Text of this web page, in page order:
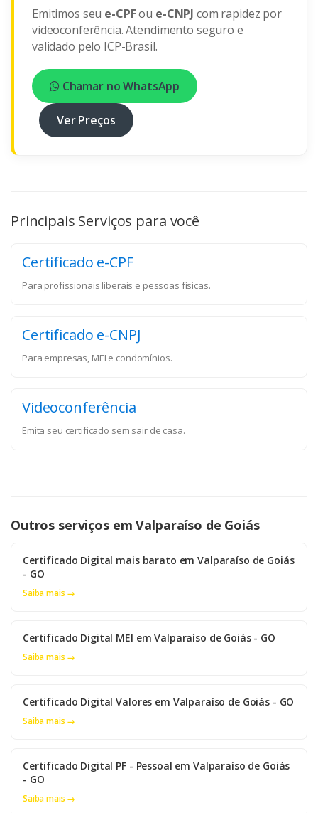
Emitimos seu e-CPFou e-CNPJ com rapidez por
videoconferência. Atendimento seguro e
validado pelo ICP-Brasil.
Chamar no WhatsApp
Ver Preços
Principais Serviços para você
Certificado e-CPF
Para profissionais liberais e pessoas físicas.
Certificado e-CNPJ
Para empresas, MEI e condomínios.
Videoconferência
Emita seu certificado sem sair de casa.
Outros serviços em Valparaíso de Goiás
Certificado Digital mais barato em Valparaíso de Goiás
- GO
Saiba mais →
Certificado Digital MEI em Valparaíso de Goiás - GO
Saiba mais →
Certificado Digital Valores em Valparaíso de Goiás - GO
Saiba mais →
Certificado Digital PF - Pessoal em Valparaíso de Goiás
- GO
Saiba mais →